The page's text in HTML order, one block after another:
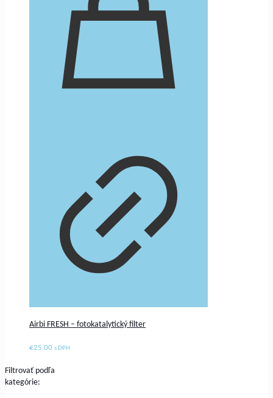
Airbi FRESH – fotokatalytický filter
€25.00 s DPH
Filtrovať podľa
kategórie: